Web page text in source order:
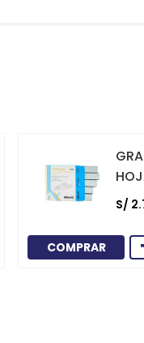
1000
S/ 2.
COMPRAR